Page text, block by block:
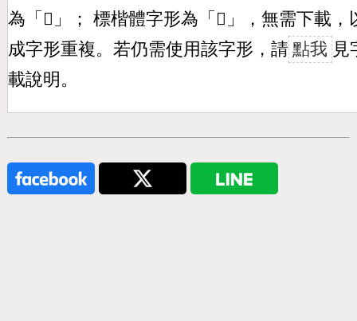
為「 𨶻 」； 標楷體字形為「 𨶻 」，無需下載，
成字形重複。若仍需使用該字形，請 點我 見
載說明。